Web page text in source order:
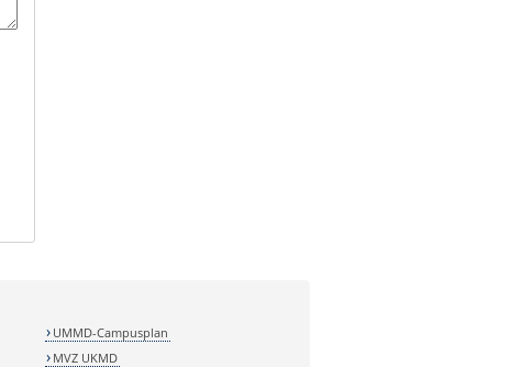
UMMD-Campusplan
MVZ UKMD